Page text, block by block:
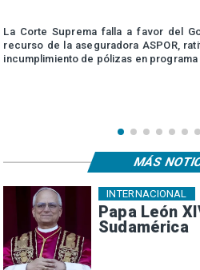
La Corte Suprema falla a favor del
recurso de la aseguradora ASPOR,
incumplimiento de pólizas en programa
Papa León
Sudamérica
INTERNACIONAL
MÁS